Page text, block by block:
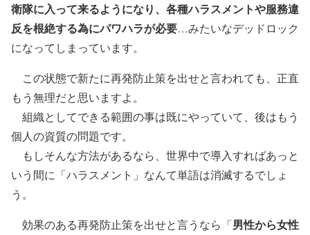
衛隊に入って来るようになり、各種ハラスメントや服務違
反を根絶する為にパワハラが必要…みたいなデッドロック
になってしまっています。
この状態で新たに再発防止策を出せと言われても、正直
もう無理だと思いますよ。
組織としてできる範囲の事は既にやっていて、後はもう
個人の資質の問題です。
もしそんな方法があるなら、世界中で導入すればあっと
いう間に「ハラスメント」なんて単語は消滅するでしょ
う。
効果のある再発防止策を出せと言うなら「男性から女性